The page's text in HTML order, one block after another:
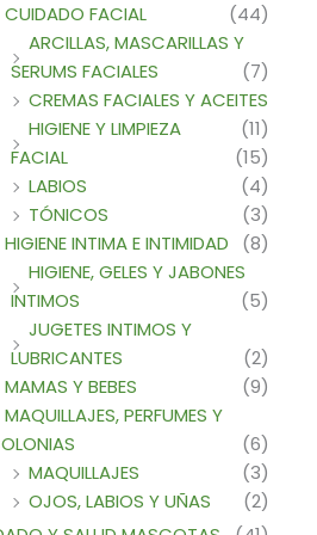
CUIDADO FACIAL
(44)
ARCILLAS, MASCARILLAS Y
SERUMS FACIALES
(7)
CREMAS FACIALES Y ACEITES
(11)
HIGIENE Y LIMPIEZA
FACIAL
(15)
LABIOS
(4)
TÓNICOS
(3)
HIGIENE INTIMA E INTIMIDAD
(8)
HIGIENE, GELES Y JABONES
INTIMOS
(5)
JUGETES INTIMOS Y
LUBRICANTES
(2)
MAMAS Y BEBES
(9)
MAQUILLAJES, PERFUMES Y
(6)
MAQUILLAJES
(3)
OJOS, LABIOS Y UÑAS
(2)